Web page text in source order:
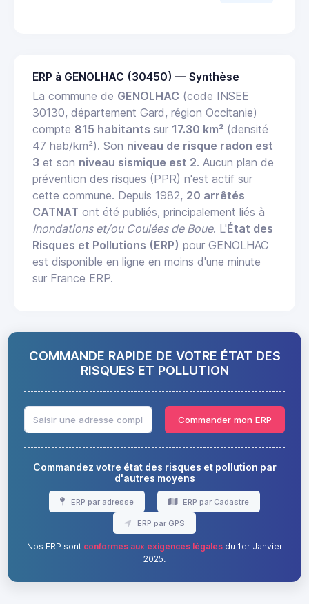
ERP à GENOLHAC (30450) — Synthèse
La commune de GENOLHAC (code INSEE
30130, département Gard, région Occitanie)
compte 815 habitants sur 17.30 km² (densité
47 hab/km²). Son niveau de risque radon est
3 et son niveau sismique est 2. Aucun plan de
prévention des risques (PPR) n'est actif sur
cette commune. Depuis 1982, 20 arrêtés
CATNAT ont été publiés, principalement liés à
Inondations et/ou Coulées de Boue. L'État des
Risques et Pollutions (ERP) pour GENOLHAC
est disponible en ligne en moins d'une minute
sur France ERP.
COMMANDE RAPIDE DE VOTRE ÉTAT DES
RISQUES ET POLLUTION
Commander mon ERP
Commandez votre état des risques et pollution par
d'autres moyens
ERP par adresse ERP par Cadastre
ERP par GPS
Nos ERP sont conformes aux exigences légalesdu 1er Janvier
2025.